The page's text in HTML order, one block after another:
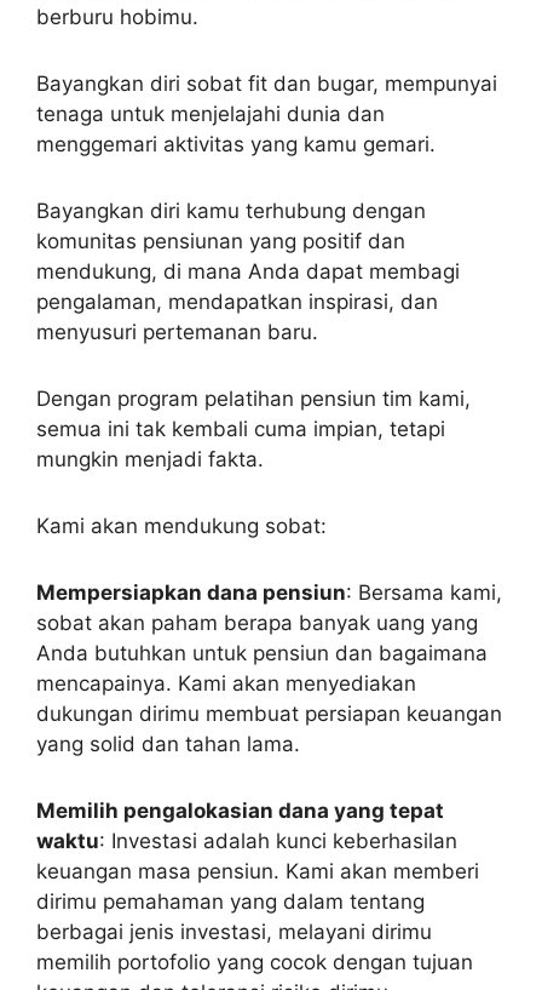
berburu hobimu.
Bayangkan diri sobat fit dan bugar, mempunyai
tenaga untuk menjelajahi dunia dan
menggemari aktivitas yang kamu gemari.
Bayangkan diri kamu terhubung dengan
komunitas pensiunan yang positif dan
mendukung, di mana Anda dapat membagi
pengalaman, mendapatkan inspirasi, dan
menyusuri pertemanan baru.
Dengan program pelatihan pensiun tim kami,
semua ini tak kembali cuma impian, tetapi
mungkin menjadi fakta.
Kami akan mendukung sobat:
Mempersiapkan dana pensiun: Bersama kami,
sobat akan paham berapa banyak uang yang
Anda butuhkan untuk pensiun dan bagaimana
mencapainya. Kami akan menyediakan
dukungan dirimu membuat persiapan keuangan
yang solid dan tahan lama.
Memilih pengalokasian dana yang tepat
waktu: Investasi adalah kunci keberhasilan
keuangan masa pensiun. Kami akan memberi
dirimu pemahaman yang dalam tentang
berbagai jenis investasi, melayani dirimu
memilih portofolio yang cocok dengan tujuan